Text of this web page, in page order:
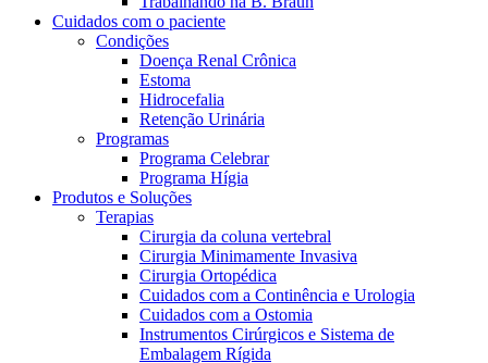
Catálogo de Produtos
Encontre o produto que está procurando. ​Visite o catálogo de
O Programa Celebrar é o Programa de Suporte ao Paciente
(PSP) da B. Braun, oferecido gratuitamente para pessoas com
estomia e disfunções miccionais.
Innovation Hub
Vamos impulsionar a inovação em ​tecnologia médica juntos. ​
Cuidados com o paciente
Condições
Doença Renal Crônica
Estoma
Hidrocefalia
Retenção Urinária
Programas
Programa Celebrar
Programa Hígia
Produtos e Soluções
Terapias
Cirurgia da coluna vertebral
Cirurgia Minimamente Invasiva
Cirurgia Ortopédica
Cuidados com a Continência e Urologia
Cuidados com a Ostomia
Instrumentos Cirúrgicos e Sistema de
Embalagem Rígida